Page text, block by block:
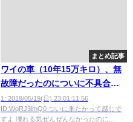
まとめ記事
ワイの車（10年15万キロ）、無
故障だったのについに不具合発
覚
1: 2019/05/19(日) 23:01:11.56
ID:WqRJ3lmQ0 ついに来たかって感じで
すよ 壊れる気ぜんぜんなかったのに...